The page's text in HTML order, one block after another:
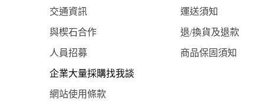
交通資訊 運送須知
與楔石合作 退/換貨及退款
人員招募 商品保固須知
企業大量採購找我談
網站使用條款